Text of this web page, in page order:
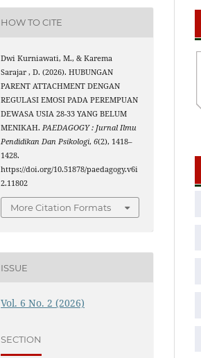
HOW TO CITE
Dwi Kurniawati, M., & Karema
Sarajar , D. (2026). HUBUNGAN
PARENT ATTACHMENT DENGAN
REGULASI EMOSI PADA PEREMPUAN
DEWASA USIA 28-33 YANG BELUM
MENIKAH. PAEDAGOGY : Jurnal Ilmu
Pendidikan Dan Psikologi,6(2), 1418–
1428.
https://doi.org/10.51878/paedagogy.v6i
2.11802
More Citation Formats
ISSUE
Vol. 6 No. 2 (2026)
SECTION